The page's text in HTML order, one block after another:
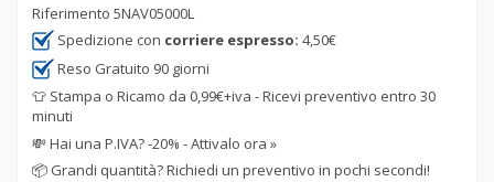
Riferimento 5NAV05000L
Spedizione con corriere espresso: 4,50€
Reso Gratuito 90 giorni
👕 Stampa o Ricamo da 0,99€+iva - Ricevi preventivo entro 30
minuti
💸Hai una P.IVA? -20% - Attivalo ora »
📦 Grandi quantità? Richiedi un preventivo in pochi secondi!